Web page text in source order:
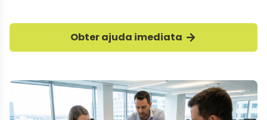
Obter ajuda imediata